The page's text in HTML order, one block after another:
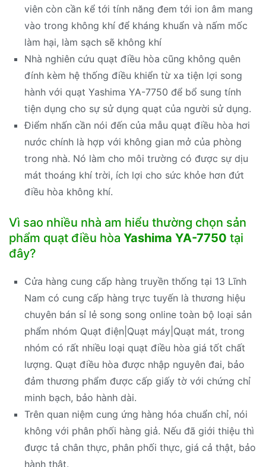
viên còn cần kể tới tính năng đem tới ion âm mang
vào trong không khí để kháng khuẩn và nấm mốc
làm hại, làm sạch sẽ không khí
Nhà nghiên cứu quạt điều hòa cũng không quên
đính kèm hệ thống điều khiển từ xa tiện lợi song
hành với quạt Yashima YA-7750 để bổ sung tính
tiện dụng cho sự sử dụng quạt của người sử dụng.
Điểm nhấn cần nói đến của mẫu quạt điều hòa hơi
nước chính là hợp với không gian mở của phòng
trong nhà. Nó làm cho môi trường có được sự dịu
mát thoáng khí trời, ích lợi cho sức khỏe hơn đứt
điều hòa không khí.
Vì sao nhiều nhà am hiểu thường chọn sản
phẩm quạt điều hòa Yashima YA-7750 tại
đây?
Cửa hàng cung cấp hàng truyền thống tại 13 Lĩnh
Nam có cung cấp hàng trực tuyến là thương hiệu
chuyên bán sỉ lẻ song song online toàn bộ loại sản
phẩm nhóm Quạt điện|Quạt máy|Quạt mát, trong
nhóm có rất nhiều loại quạt điều hòa giá tốt chất
lượng. Quạt điều hòa được nhập nguyên đai, bảo
đảm thương phẩm được cấp giấy tờ với chứng chỉ
minh bạch, bảo hành dài.
Trên quan niệm cung ứng hàng hóa chuẩn chỉ, nói
không với phân phối hàng giả. Nếu đã giới thiệu thì
được tả chân thực, phân phối thực, giá cả thật, bảo
hành thật.